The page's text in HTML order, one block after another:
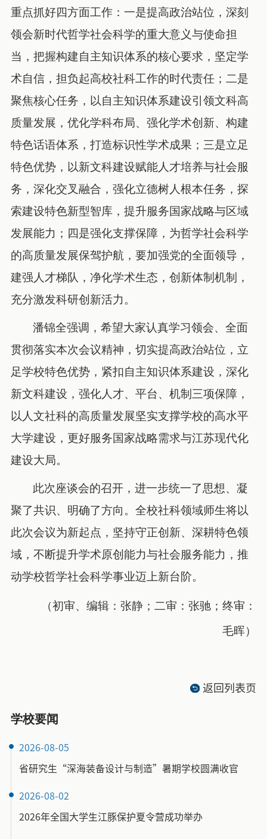
重点抓好四方面工作：一是提高政治站位，深刻
领会新时代哲学社会科学的重大意义与使命担
当，把握构建自主知识体系的核心要求，坚定学
术自信，担负起高校社科工作的时代责任；二是
聚焦核心任务，以自主知识体系建设引领文科高
质量发展，优化学科布局、强化学术创新、构建
特色话语体系，打造标识性学术成果；三是立足
特色优势，以新文科建设赋能人才培养与社会服
务，深化交叉融合，强化立德树人根本任务，探
索建设特色新型智库，提升服务国家战略与区域
发展能力；四是强化支撑保障，为哲学社会科学
的高质量发展保驾护航，要加强党的全面领导，
建强人才梯队，净化学术生态，创新体制机制，
充分激发科研创新活力。
潘锦全强调，希望大家认真学习领会、全面
贯彻落实本次会议精神，切实提高政治站位，立
足学校特色优势，紧扣自主知识体系建设，深化
新文科建设，强化人才、平台、机制三项保障，
以人文社科的高质量发展坚实支撑学校的高水平
大学建设，更好服务国家战略需求与江苏现代化
建设大局。
此次座谈会的召开，进一步统一了思想、凝
聚了共识、明确了方向。全校社科领域师生将以
此次会议为新起点，坚持守正创新、深耕特色领
域，不断提升学术原创能力与社会服务能力，推
动学校哲学社会科学事业迈上新台阶。
（初审、编辑：张静；二审：张驰；终审：
毛晖）
返回列表页
学校要闻
2026-08-05
省研究生“深海装备设计与制造”暑期学校圆满收官
2026-08-02
2026年全国大学生江豚保护夏令营成功举办